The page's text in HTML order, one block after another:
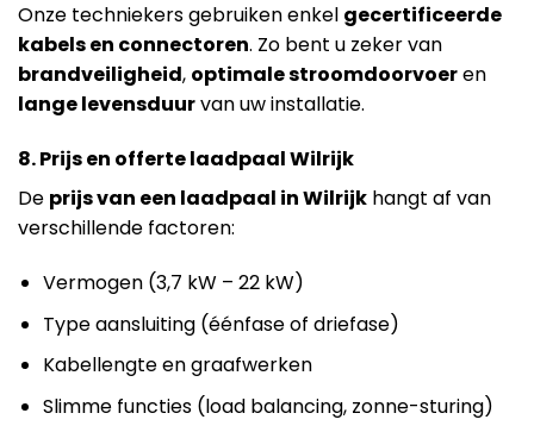
Onze techniekers gebruiken enkel gecertificeerde
kabels en connectoren. Zo bent u zeker van
brandveiligheid, optimale stroomdoorvoeren
lange levensduurvan uw installatie.
8. Prijs en offerte laadpaal Wilrijk
De prijs van een laadpaal in Wilrijk hangt af van
verschillende factoren:
Vermogen (3,7 kW – 22 kW)
Type aansluiting (éénfase of driefase)
Kabellengte en graafwerken
Slimme functies (load balancing, zonne-sturing)